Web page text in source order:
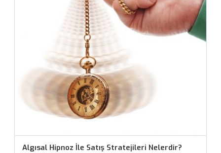
Algısal Hipnoz İle Satış Stratejileri Nelerdir?